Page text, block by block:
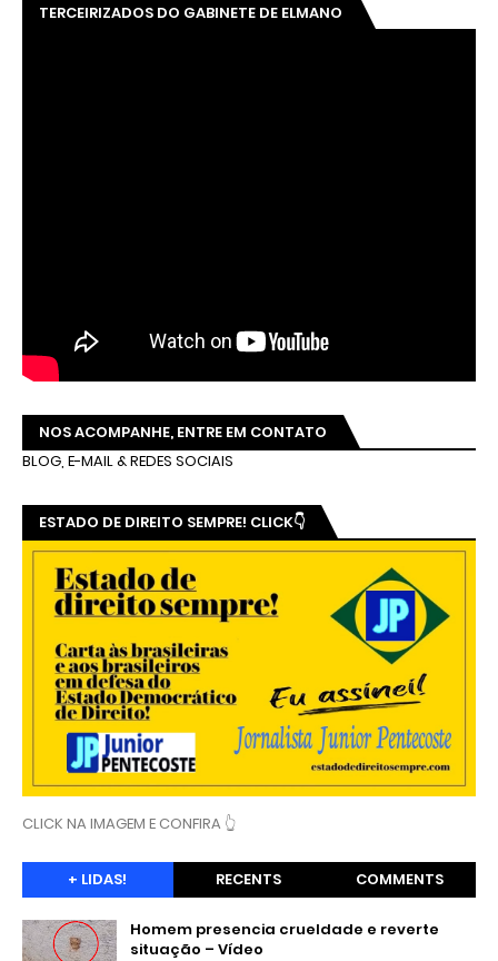
TERCEIRIZADOS DO GABINETE DE ELMANO
NOS ACOMPANHE, ENTRE EM CONTATO
BLOG, E-MAIL & REDES SOCIAIS
ESTADO DE DIREITO SEMPRE! CLICK👇
CLICK NA IMAGEM E CONFIRA 👆
+ LIDAS! RECENTS COMMENTS
Homem presencia crueldade e reverte
situação – Vídeo